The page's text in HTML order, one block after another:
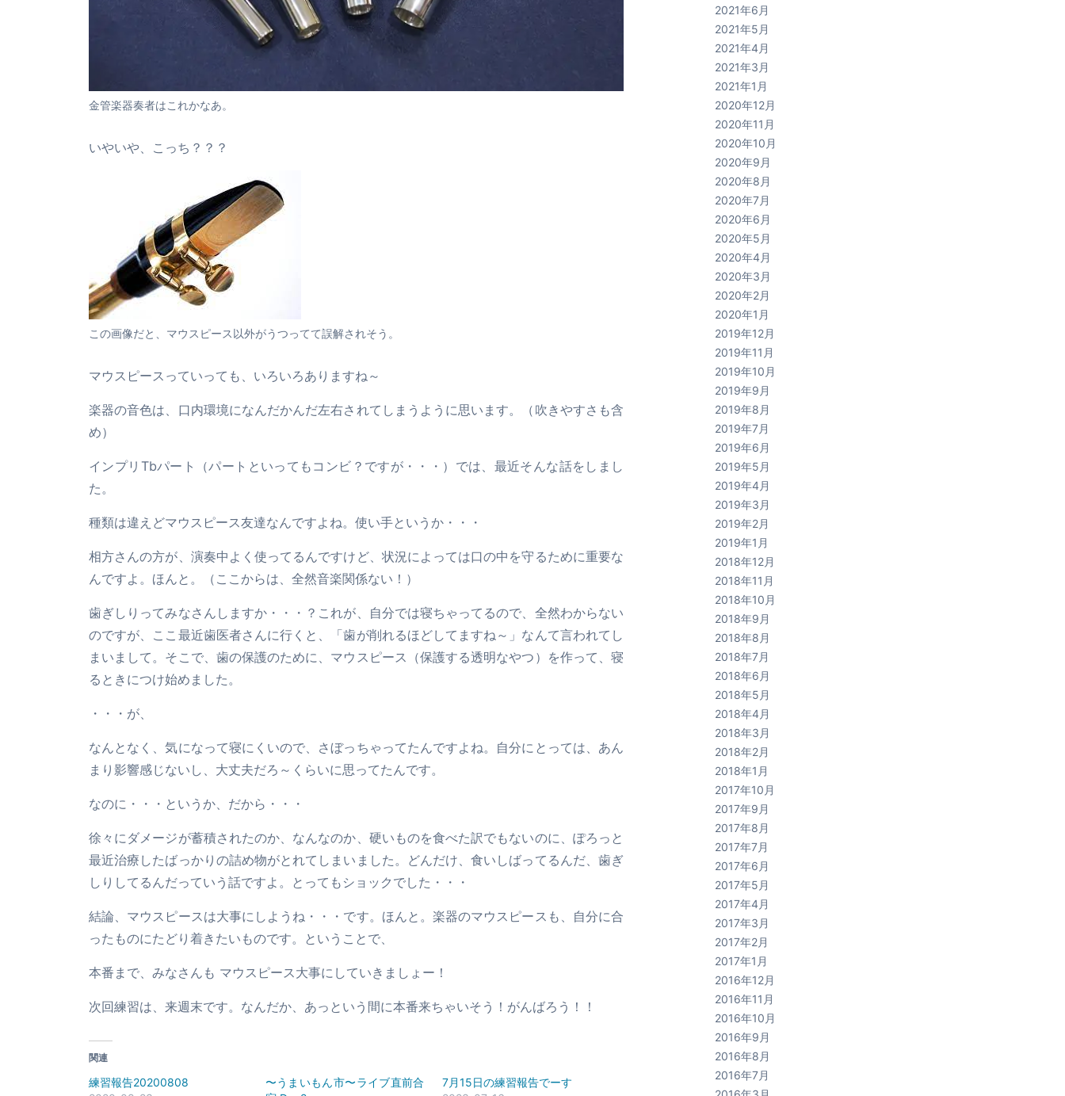
金管楽器奏者はこれかなあ。
いやいや、こっち？？？
この画像だと、マウスピース以外がうつってて誤解されそう。
マウスピースっていっても、いろいろありますね～
楽器の音色は、口内環境になんだかんだ左右されてしまうように思います。（吹きやすさも含
め）
インプリTbパート（パートといってもコンビ？ですが・・・）では、最近そんな話をしまし
た。
種類は違えどマウスピース友達なんですよね。使い手というか・・・
相方さんの方が、演奏中よく使ってるんですけど、状況によっては口の中を守るために重要な
んですよ。ほんと。（ここからは、全然音楽関係ない！）
歯ぎしりってみなさんしますか・・・？これが、自分では寝ちゃってるので、全然わからない
のですが、ここ最近歯医者さんに行くと、「歯が削れるほどしてますね～」なんて言われてし
まいまして。そこで、歯の保護のために、マウスピース（保護する透明なやつ）を作って、寝
るときにつけ始めました。
・・・が、
なんとなく、気になって寝にくいので、さぼっちゃってたんですよね。自分にとっては、あん
まり影響感じないし、大丈夫だろ～くらいに思ってたんです。
なのに・・・というか、だから・・・
徐々にダメージが蓄積されたのか、なんなのか、硬いものを食べた訳でもないのに、ぽろっと
最近治療したばっかりの詰め物がとれてしまいました。どんだけ、食いしばってるんだ、歯ぎ
しりしてるんだっていう話ですよ。とってもショックでした・・・
結論、マウスピースは大事にしようね・・・です。ほんと。楽器のマウスピースも、自分に合
ったものにたどり着きたいものです。ということで、
本番まで、みなさんも マウスピース大事にしていきましょー！
次回練習は、来週末です。なんだか、あっという間に本番来ちゃいそう！がんばろう！！
関連
練習報告20200808
〜うまいもん市〜ライブ直前合
7月15日の練習報告でーす
2021年6月
2021年5月
2021年4月
2021年3月
2021年1月
2020年12月
2020年11月
2020年10月
2020年9月
2020年8月
2020年7月
2020年6月
2020年5月
2020年4月
2020年3月
2020年2月
2020年1月
2019年12月
2019年11月
2019年10月
2019年9月
2019年8月
2019年7月
2019年6月
2019年5月
2019年4月
2019年3月
2019年2月
2019年1月
2018年12月
2018年11月
2018年10月
2018年9月
2018年8月
2018年7月
2018年6月
2018年5月
2018年4月
2018年3月
2018年2月
2018年1月
2017年10月
2017年9月
2017年8月
2017年7月
2017年6月
2017年5月
2017年4月
2017年3月
2017年2月
2017年1月
2016年12月
2016年11月
2016年10月
2016年9月
2016年8月
2016年7月